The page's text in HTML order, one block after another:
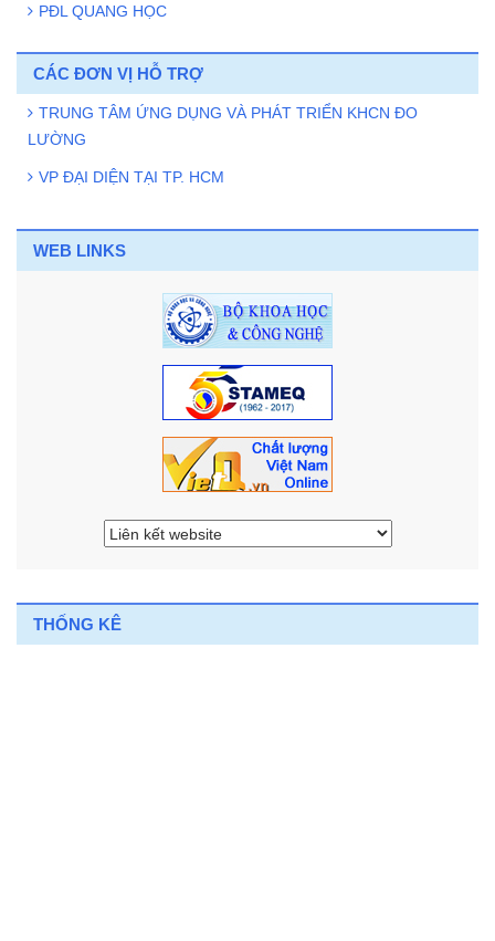
PĐL QUANG HỌC
CÁC ĐƠN VỊ HỖ TRỢ
TRUNG TÂM ỨNG DỤNG VÀ PHÁT TRIỂN KHCN ĐO
LƯỜNG
VP ĐẠI DIỆN TẠI TP. HCM
WEB LINKS
THỐNG KÊ